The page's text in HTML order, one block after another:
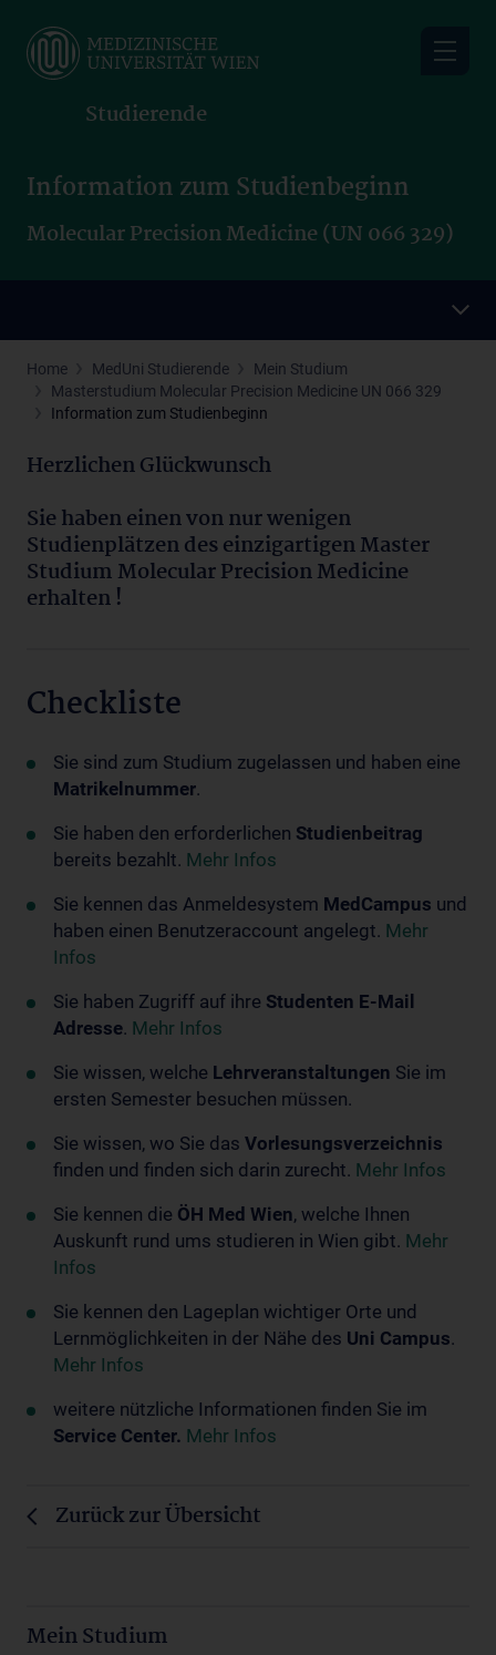
main
Studierende
Information zum Studienbeginn
Molecular Precision Medicine (UN 066 329)
Home MedUni Studierende
Mein Studium
Masterstudium Molecular Precision Medicine UN 066 329
Information zum Studienbeginn
Herzlichen Glückwunsch
Sie haben einen von nur wenigen
Studienplätzen des einzigartigen Master
Studium Molecular Precision Medicine
erhalten !
Checkliste
Sie sind zum Studium zugelassen und haben eine
Matrikelnummer.
Sie haben den erforderlichen Studienbeitrag
bereits bezahlt. Mehr Infos
Sie kennen das Anmeldesystem MedCampus und
haben einen Benutzeraccount angelegt. Mehr
Infos
Sie haben Zugriff auf ihre Studenten E-Mail
Adresse. Mehr Infos
Sie wissen, welche Lehrveranstaltungen Sie im
ersten Semester besuchen müssen.
Sie wissen, wo Sie das Vorlesungsverzeichnis
finden und finden sich darin zurecht. Mehr Infos
Sie kennen die ÖH Med Wien, welche Ihnen
Auskunft rund ums studieren in Wien gibt. Mehr
Infos
Sie kennen den Lageplan wichtiger Orte und
Lernmöglichkeiten in der Nähe des Uni Campus.
Mehr Infos
weitere nützliche Informationen finden Sie im
Service Center. Mehr Infos
Zurück zur Übersicht
Mein Studium